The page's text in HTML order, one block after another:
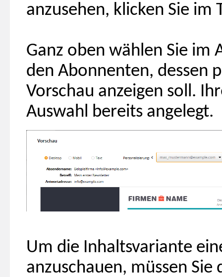
anzusehen, klicken Sie im
Ganz oben wählen Sie im
den Abonnenten, dessen
Vorschau anzeigen soll.
Auswahl bereits angelegt.
Um die Inhaltsvariante
anzuschauen, müssen